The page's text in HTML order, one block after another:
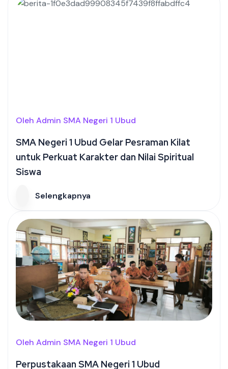
Oleh Admin SMA Negeri 1 Ubud
SMA Negeri 1 Ubud Gelar Pesraman Kilat
untuk Perkuat Karakter dan Nilai Spiritual
Siswa
Selengkapnya
Oleh Admin SMA Negeri 1 Ubud
Perpustakaan SMA Negeri 1 Ubud